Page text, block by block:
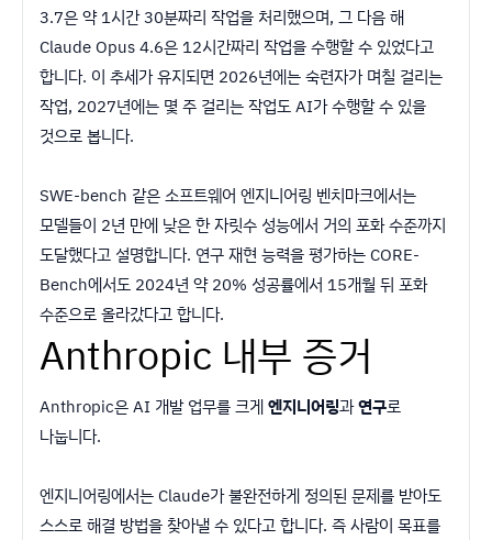
3.7은 약 1시간 30분짜리 작업을 처리했으며, 그 다음 해
Claude Opus 4.6은 12시간짜리 작업을 수행할 수 있었다고
합니다. 이 추세가 유지되면 2026년에는 숙련자가 며칠 걸리는
작업, 2027년에는 몇 주 걸리는 작업도 AI가 수행할 수 있을
것으로 봅니다.
SWE-bench 같은 소프트웨어 엔지니어링 벤치마크에서는
모델들이 2년 만에 낮은 한 자릿수 성능에서 거의 포화 수준까지
도달했다고 설명합니다. 연구 재현 능력을 평가하는 CORE-
Bench에서도 2024년 약 20% 성공률에서 15개월 뒤 포화
수준으로 올라갔다고 합니다.
Anthropic 내부 증거
Anthropic은 AI 개발 업무를 크게엔지니어링과연구로
나눕니다.
엔지니어링에서는 Claude가 불완전하게 정의된 문제를 받아도
스스로 해결 방법을 찾아낼 수 있다고 합니다. 즉 사람이 목표를